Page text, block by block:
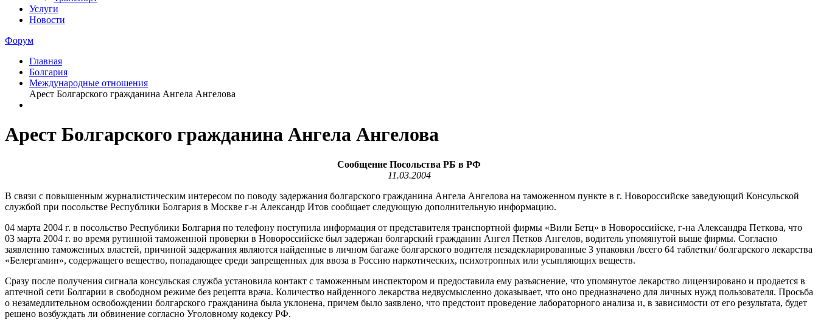
Услуги
Новости
Форум
Главная
Болгария
Международные отношения
Арест Болгарского гражданина Ангела Ангелова
Арест Болгарского гражданина Ангела Ангелова
Сообщение Посольства РБ в РФ
11.03.2004
В связи с повышенным журналистическим интересом по поводу задержания болгарского гражданина Ангела Ангелова на таможенном пункте в г. Новороссийске заведующий Консульской
службой при посольстве Республики Болгария в Москве г-н Александр Итов сообщает следующую дополнительную информацию.
04 марта 2004 г. в посольство Республики Болгария по телефону поступила информация от представителя транспортной фирмы «Вили Бетц» в Новороссийске, г-на Александра Петкова, что
03 марта 2004 г. во время рутинной таможенной проверки в Новороссийске был задержан болгарский гражданин Ангел Петков Ангелов, водитель упомянутой выше фирмы. Согласно
заявлению таможенных властей, причиной задержания являются найденные в личном багаже болгарского водителя незадекларированные 3 упаковки /всего 64 таблетки/ болгарского лекарства
«Белергамин», содержащего вещество, попадающее среди запрещенных для ввоза в Россию наркотических, психотропных или усыпляющих веществ.
Сразу после получения сигнала консульская служба установила контакт с таможенным инспектором и предоставила ему разъяснение, что упомянутое лекарство лицензировано и продается в
аптечной сети Болгарии в свободном режиме без рецепта врача. Количество найденного лекарства недвусмысленно доказывает, что оно предназначено для личных нужд пользователя. Просьба
о незамедлительном освобождении болгарского гражданина была уклонена, причем было заявлено, что предстоит проведение лабораторного анализа и, в зависимости от его результата, будет
решено возбуждать ли обвинение согласно Уголовному кодексу РФ.